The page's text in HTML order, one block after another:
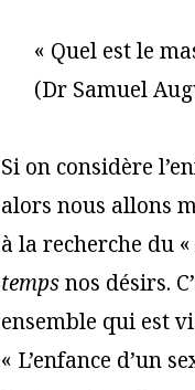
« Quel est le
(Dr Samuel
Si on considère
alors nous allons
à la recherche du
tempsnos désirs.
ensemble qui est
« L’enfance d’un